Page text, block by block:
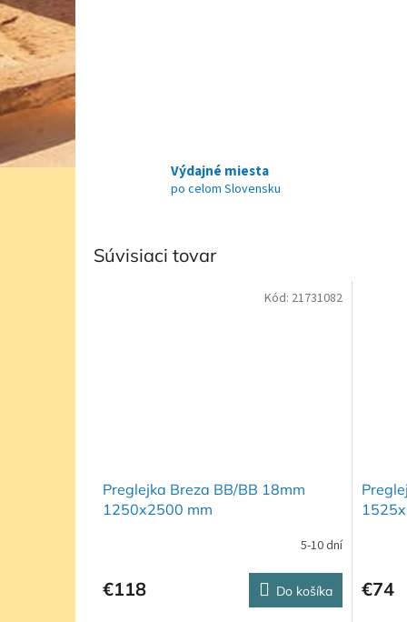
Výdajné miesta
po celom Slovensku
Súvisiaci tovar
Preglejka Breza BB/BB 18mm
1250x2500 mm
5-10 dní
€118 Do košíka
Kód: 21731082
€74